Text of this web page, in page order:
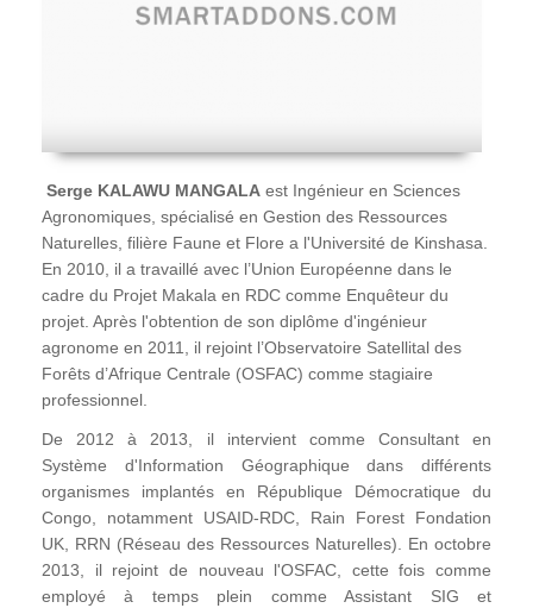
Serge KALAWU MANGALA est Ingénieur en Sciences
Agronomiques, spécialisé en Gestion des Ressources
Naturelles, filière Faune et Flore a l'Université de Kinshasa.
En 2010, il a travaillé avec l’Union Européenne dans le
cadre du Projet Makala en RDC comme Enquêteur du
projet. Après l'obtention de son diplôme d'ingénieur
agronome en 2011, il rejoint l’Observatoire Satellital des
Forêts d’Afrique Centrale (OSFAC) comme stagiaire
professionnel.
De 2012 à 2013, il intervient comme Consultant en
Système d'Information Géographique dans différents
organismes implantés en République Démocratique du
Congo, notamment USAID-RDC, Rain Forest Fondation
UK, RRN (Réseau des Ressources Naturelles). En octobre
2013, il rejoint de nouveau l'OSFAC, cette fois comme
employé à temps plein comme Assistant SIG et